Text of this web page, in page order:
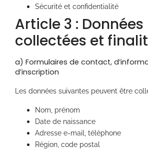
Sécurité et confidentialité
Article 3 : Données
collectées et
a) Formulaires de contact,
d’inscription
Les données suivantes peuvent être
Nom, prénom
Date de naissance
Adresse e-mail, téléphone
Région, code postal